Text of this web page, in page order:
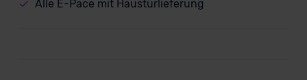
Alle E-Pace mit Haustürlieferung